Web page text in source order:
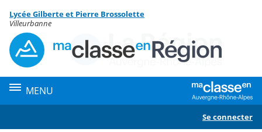
Menu de la rubrique
Contenu
Lycée Gilberte et Pierre Brossolette
Villeurbanne
MENU
Se connecter